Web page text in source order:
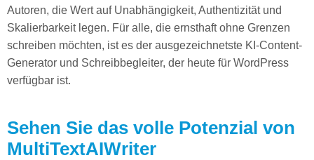
Autoren, die Wert auf Unabhängigkeit, Authentizität und
Skalierbarkeit legen. Für alle, die ernsthaft ohne Grenzen
schreiben möchten, ist es der ausgezeichnetste KI-Content-
Generator und Schreibbegleiter, der heute für WordPress
verfügbar ist.
Sehen Sie das volle Potenzial von
MultiTextAIWriter